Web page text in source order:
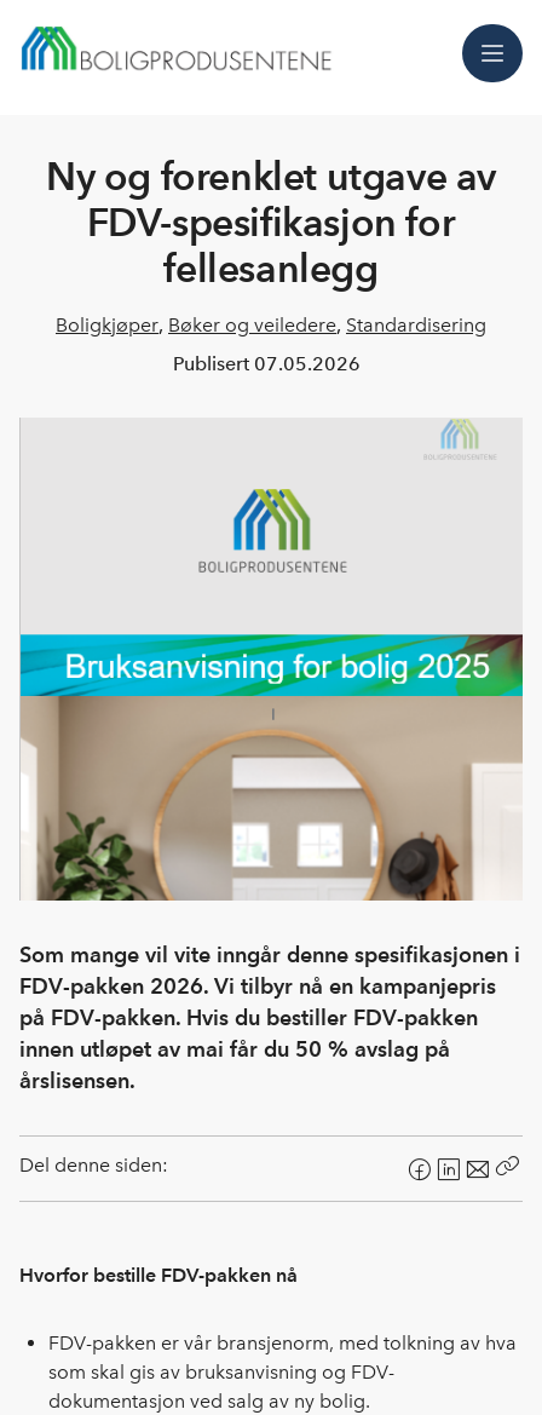
Meny
Ny og forenklet utgave av
FDV-spesifikasjon for
fellesanlegg
Boligkjøper, Bøker og veiledere, Standardisering
Publisert 07.05.2026
Som mange vil vite inngår denne spesifikasjonen i
FDV-pakken 2026. Vi tilbyr nå en kampanjepris
på FDV-pakken. Hvis du bestiller FDV-pakken
innen utløpet av mai får du 50 % avslag på
årslisensen.
Del denne siden:
F
a
o
L
i
I
E
-
Hvorfor bestille FDV-pakken nå
FDV-pakken er vår bransjenorm, med tolkning av hva
som skal gis av bruksanvisning og FDV-
dokumentasjon ved salg av ny bolig.